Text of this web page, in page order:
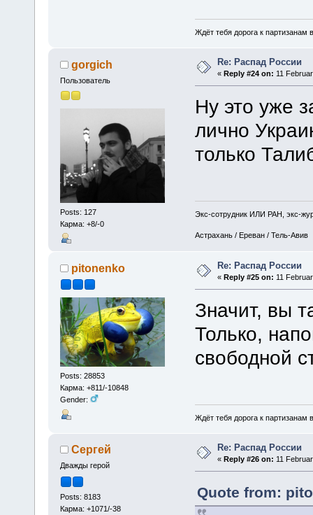
Ждёт тебя дорога к партизанам
gorgich
Пользователь
Posts: 127
Карма: +8/-0
Re: Распад России
« Reply #24 on: 11
Ну это уже
лично
только
Экс-сотрудник ИЛИ РАН, экс-
Астрахань / Ереван / Тель-Авив
pitonenko
Posts: 28853
Карма: +811/-10848
Gender:
Re: Распад России
« Reply #25 on: 11
Значит, вы
Только,
свободной
Ждёт тебя дорога к партизанам
Сергей
Дважды герой
Posts: 8183
Карма: +1071/-38
Re: Распад России
«Reply #26 on: 11
Quote from: